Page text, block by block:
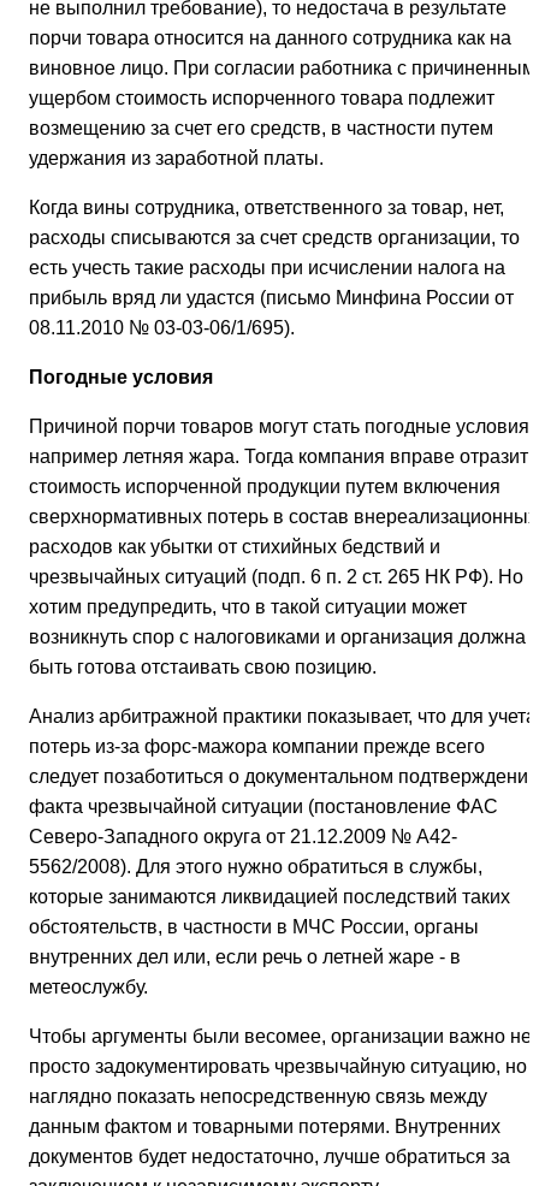
не выполнил требование), то недостача в результате
порчи товара относится на данного сотрудника как на
виновное лицо. При согласии работника с причиненным
ущербом стоимость испорченного товара подлежит
возмещению за счет его средств, в частности путем
удержания из заработной платы.
Когда вины сотрудника, ответственного за товар, нет,
расходы списываются за счет средств организации, то
есть учесть такие расходы при исчислении налога на
прибыль вряд ли удастся (письмо Минфина России от
08.11.2010 № 03-03-06/1/695).
Погодные условия
Причиной порчи товаров могут стать погодные условия,
например летняя жара. Тогда компания вправе отразить
стоимость испорченной продукции путем включения
сверхнормативных потерь в состав внереализационных
расходов как убытки от стихийных бедствий и
чрезвычайных ситуаций (подп. 6 п. 2 ст. 265 НК РФ). Но
хотим предупредить, что в такой ситуации может
возникнуть спор с налоговиками и организация должна
быть готова отстаивать свою позицию.
Анализ арбитражной практики показывает, что для учета
потерь из-за форс-мажора компании прежде всего
следует позаботиться о документальном подтверждении
факта чрезвычайной ситуации (постановление ФАС
Северо-Западного округа от 21.12.2009 № А42-
5562/2008). Для этого нужно обратиться в службы,
которые занимаются ликвидацией последствий таких
обстоятельств, в частности в МЧС России, органы
внутренних дел или, если речь о летней жаре - в
метеослужбу.
Чтобы аргументы были весомее, организации важно не
просто задокументировать чрезвычайную ситуацию, но
наглядно показать непосредственную связь между
данным фактом и товарными потерями. Внутренних
документов будет недостаточно, лучше обратиться за